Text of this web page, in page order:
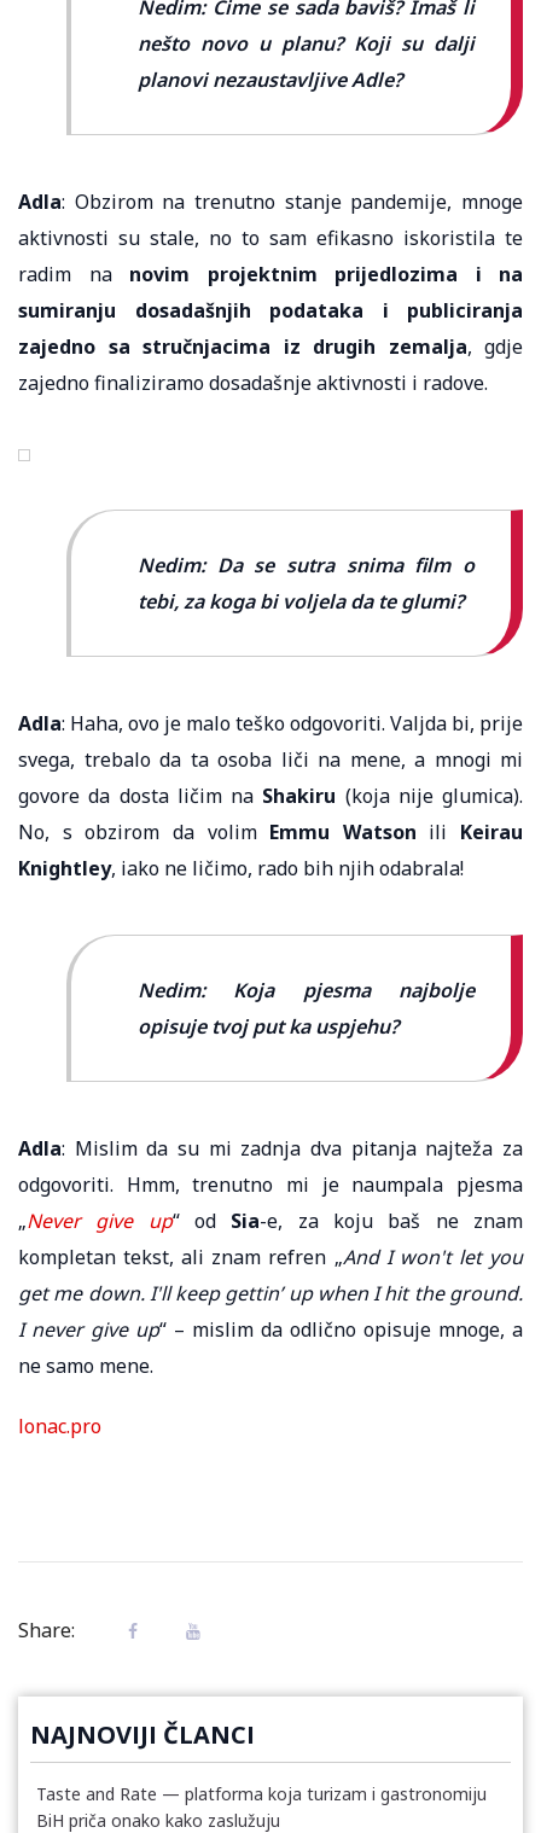
Nedim: Čime se sada baviš? Imaš li
nešto novo u planu? Koji su dalji
planovi nezaustavljive Adle?
Adla: Obzirom na trenutno stanje pandemije, mnoge
aktivnosti su stale, no to sam efikasno iskoristila te
radim na novim projektnim prijedlozima i na
sumiranju dosadašnjih podataka i publiciranja
zajedno sa stručnjacima iz drugih zemalja, gdje
zajedno finaliziramo dosadašnje aktivnosti i radove.
Nedim: Da se sutra snima film o
tebi, za koga bi voljela da te glumi?
Adla: Haha, ovo je malo teško odgovoriti. Valjda bi, prije
svega, trebalo da ta osoba liči na mene, a mnogi mi
govore da dosta ličim na Shakiru (koja nije glumica).
No, s obzirom da volim Emmu Watson ili Keirau
Knightley, iako ne ličimo, rado bih njih odabrala!
Nedim: Koja pjesma najbolje
opisuje tvoj put ka uspjehu?
Adla: Mislim da su mi zadnja dva pitanja najteža za
odgovoriti. Hmm, trenutno mi je naumpala pjesma
„Never give up“ od Sia-e, za koju baš ne znam
kompletan tekst, ali znam refren „And I won't let you
get me down. I'll keep gettin’ up when I hit the ground.
I never give up“ – mislim da odlično opisuje mnoge, a
ne samo mene.
lonac.pro
Share:
NAJNOVIJI ČLANCI
Taste and Rate — platforma koja turizam i gastronomiju
BiH priča onako kako zaslužuju